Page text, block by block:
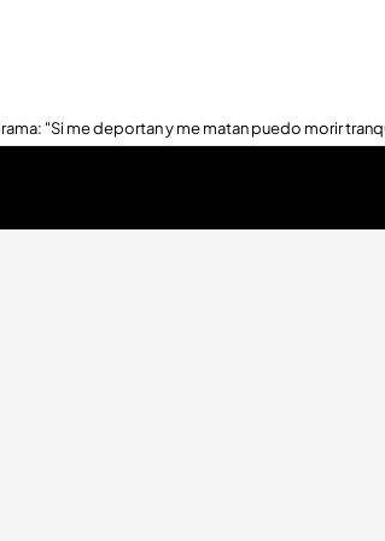
"Si me deportan y me matan puedo morir